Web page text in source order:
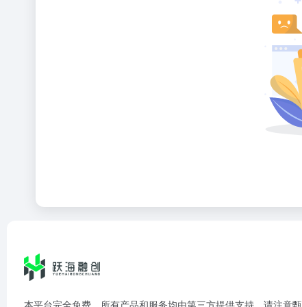
本平台完全免费，所有产品和服务均由第三方提供支持，请注意甄